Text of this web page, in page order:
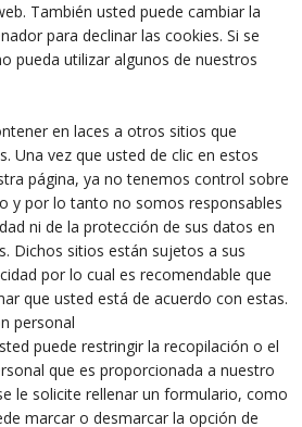
También usted puede cambiar la
para declinar las cookies. Si se
pueda utilizar algunos de nuestros
en laces a otros sitios que
Una vez que usted de clic en estos
página, ya no tenemos control sobre
y por lo tanto no somos responsables
ni de la protección de sus datos en
Dichos sitios están sujetos a sus
por lo cual es recomendable que
que usted está de acuerdo con estas.
personal
puede restringir la recopilación o el
que es proporcionada a nuestro
le solicite rellenar un formulario, como
marcar o desmarcar la opción de